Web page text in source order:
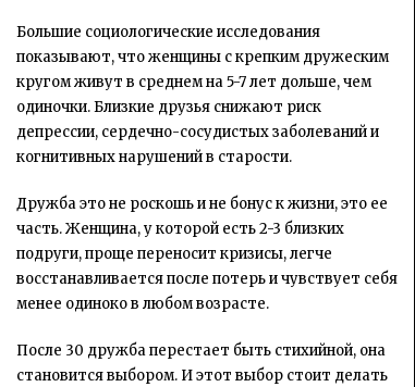
Большие социологические исследования
показывают, что женщины с крепким дружеским
кругом живут в среднем на 5-7 лет дольше, чем
одиночки. Близкие друзья снижают риск
депрессии, сердечно-сосудистых заболеваний и
когнитивных нарушений в старости.
Дружба это не роскошь и не бонус к жизни, это ее
часть. Женщина, у которой есть 2-3 близких
подруги, проще переносит кризисы, легче
восстанавливается после потерь и чувствует себя
менее одиноко в любом возрасте.
После 30 дружба перестает быть стихийной, она
становится выбором. И этот выбор стоит делать